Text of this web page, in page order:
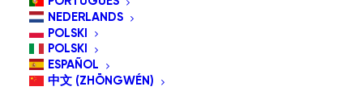
NEDERLANDS
POLSKI
POLSKI
ESPAÑOL
中文 (ZHŌNGWÉN)